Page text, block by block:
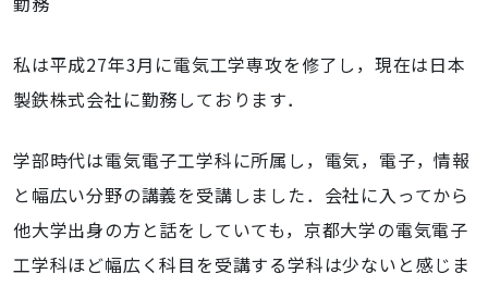
私は平成27年3月に電気工学専攻を修了し，現在は日本
製鉄株式会社に勤務しております．
学部時代は電気電子工学科に所属し，電気，電子，情報
と幅広い分野の講義を受講しました．会社に入ってから
他大学出身の方と話をしていても，京都大学の電気電子
工学科ほど幅広く科目を受講する学科は少ないと感じま